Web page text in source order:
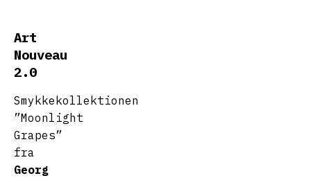
Art
Nouveau
2.0
Smykkekollektionen
”Moonlight
Grapes”
fra
Georg